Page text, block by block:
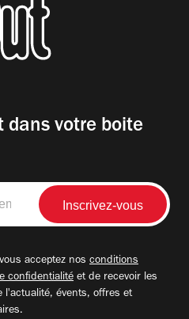
dans votre boite
acceptez nos conditions
confidentialité et de recevoir les
l'actualité, évents, offres et